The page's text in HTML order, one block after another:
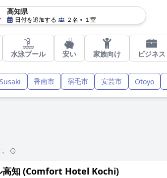
高知県
日付を追加する ２名 １室
水泳プール 安い 家族向け ビジネス
Susaki 香南市 宿毛市 安芸市 Otoyo
高知 (Comfort Hotel Kochi)